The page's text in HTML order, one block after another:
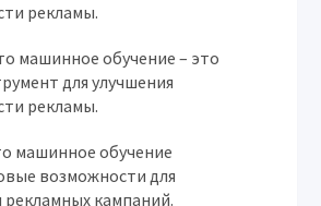
рекламы.
машинное обучение – это
для улучшения
рекламы.
машинное обучение
возможности для
кампаний.